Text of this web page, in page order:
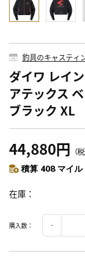
釣具のキャスティ
ダイワ レイ
アテックス
ブラック XL
44,880円 （
積算 408 マイル
在庫
購入数：